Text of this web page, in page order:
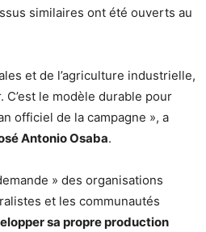
similaires ont été ouverts au
et de l’agriculture industrielle,
C’est le modèle durable pour
officiel de la campagne », a
Antonio Osaba.
» des organisations
et les communautés
sa propre production